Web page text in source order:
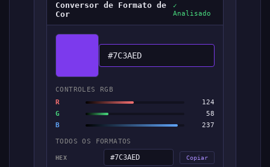
Conversor de Formato de
Cor
✓
Analisado
#7C3AED
CONTROLES RGB
R
124
G
58
B
237
TODOS OS FORMATOS
HEX #7C3AED Copiar